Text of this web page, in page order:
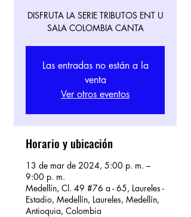
DISFRUTA LA SERIE TRIBUTOS ENT U
SALA COLOMBIA CANTA
Las entradas no están a la
venta
Ver otros eventos
Horario y ubicación
13 de mar de 2024, 5:00 p. m. –
9:00 p. m.
Medellín, Cl. 49 #76 a - 65, Laureles -
Estadio, Medellín, Laureles, Medellín,
Antioquia, Colombia